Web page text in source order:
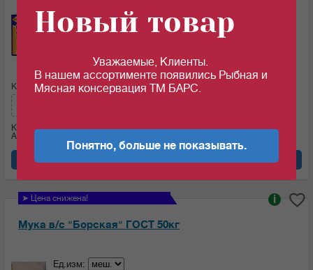
46c 45.26 c
за 1 шт если кол-во кратно: 2 шт
Кол-во (шт):
Кол-во (уп.)0.143
Артикул: 07242
Сумма:
Добавить в корзину
➤ Цена снижена!
Мука в/с "Борская" ГОСТ 50кг
i
Ед.изм:
Новый товар
Уважаемые, Клиенты.
В нашем ассортименте появились Рыбная и
Мясная консервация ТМ БАРС.
Понятно, больше не показывать.